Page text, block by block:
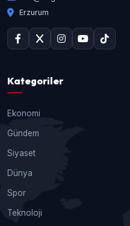
Erzurum
Kategoriler
Ekonomi
Gündem
Siyaset
Dünya
Spor
Teknoloji